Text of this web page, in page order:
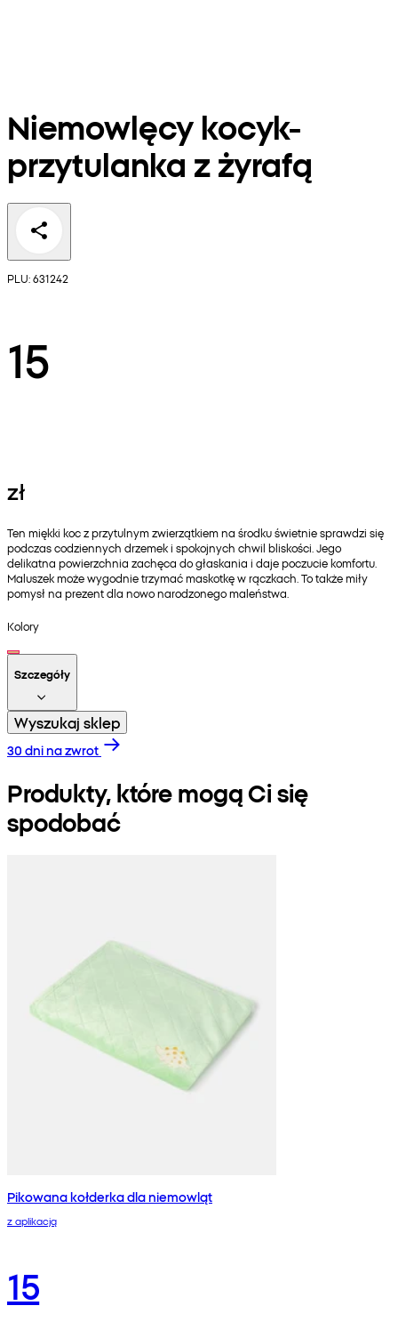
Niemowlęcy kocyk-
przytulanka z żyrafą
PLU: 631242
15
zł
Ten miękki koc z przytulnym zwierzątkiem na środku świetnie sprawdzi się
podczas codziennych drzemek i spokojnych chwil bliskości. Jego
delikatna powierzchnia zachęca do głaskania i daje poczucie komfortu.
Maluszek może wygodnie trzymać maskotkę w rączkach. To także miły
pomysł na prezent dla nowo narodzonego maleństwa.
Kolory
Szczegóły
Wyszukaj sklep
30 dni na zwrot
Produkty, które mogą Ci się
spodobać
Pikowana kołderka dla niemowląt
z aplikacją
15